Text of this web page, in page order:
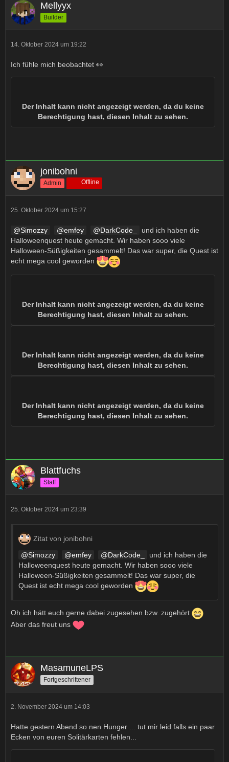
Mellyyx
Builder
14. Oktober 2024 um 19:22
Ich fühle mich beobachtet 👀
Der Inhalt kann nicht angezeigt werden, da du keine
Berechtigung hast, diesen Inhalt zu sehen.
jonibohni
Admin Offline
25. Oktober 2024 um 15:27
Simozzy emfey DarkCode_
und ich haben die
Halloweenquest heute gemacht. Wir haben sooo viele
Halloween-Süßigkeiten gesammelt! Das war super, die Quest ist
echt mega cool geworden
Der Inhalt kann nicht angezeigt werden, da du keine
Berechtigung hast, diesen Inhalt zu sehen.
Der Inhalt kann nicht angezeigt werden, da du keine
Berechtigung hast, diesen Inhalt zu sehen.
Der Inhalt kann nicht angezeigt werden, da du keine
Berechtigung hast, diesen Inhalt zu sehen.
Blattfuchs
Staff
25. Oktober 2024 um 23:39
Zitat von jonibohni
Simozzy
emfey DarkCode_
und ich haben die
Halloweenquest heute gemacht. Wir haben sooo viele
Halloween-Süßigkeiten gesammelt! Das war super, die
Quest ist echt mega cool geworden
Oh ich hätt euch gerne dabei zugesehen bzw. zugehört
Aber das freut uns
MasamuneLPS
Fortgeschrittener
2. November 2024 um 14:03
Hatte gestern Abend so nen Hunger ... tut mir leid falls ein paar
Ecken von euren Solitärkarten fehlen...